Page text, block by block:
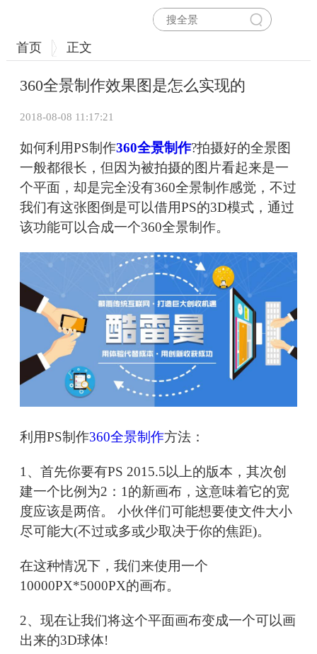
首页 正文
360全景制作效果图是怎么实现的
2018-08-08 11:17:21
如何利用PS制作360全景制作?拍摄好的全景图
一般都很长，但因为被拍摄的图片看起来是一
个平面，却是完全没有360全景制作感觉，不过
我们有这张图倒是可以借用PS的3D模式，通过
该功能可以合成一个360全景制作。
利用PS制作360全景制作方法：
1、首先你要有PS 2015.5以上的版本，其次创
建一个比例为2：1的新画布，这意味着它的宽
度应该是两倍。 小伙伴们可能想要使文件大小
尽可能大(不过或多或少取决于你的焦距)。
在这种情况下，我们来使用一个
10000PX*5000PX的画布。
2、现在让我们将这个平面画布变成一个可以画
出来的3D球体!